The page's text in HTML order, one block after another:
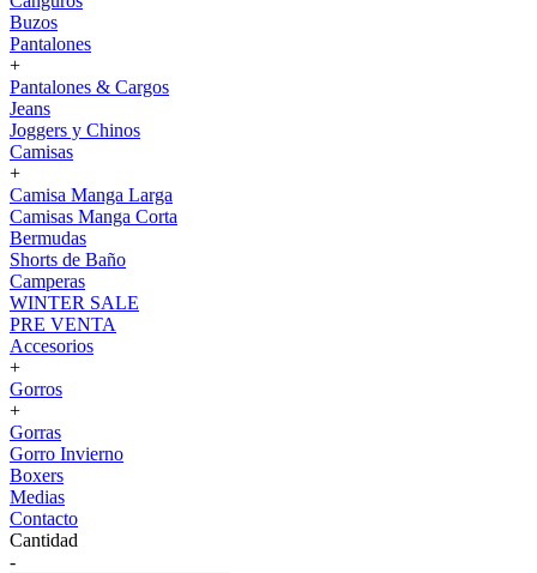
Buzos
Pantalones
+
Pantalones & Cargos
Jeans
Joggers y Chinos
Camisas
+
Camisa Manga Larga
Camisas Manga Corta
Bermudas
Shorts de Baño
Camperas
WINTER SALE
PRE VENTA
Accesorios
+
Gorros
+
Gorras
Gorro Invierno
Boxers
Medias
Contacto
Cantidad
-